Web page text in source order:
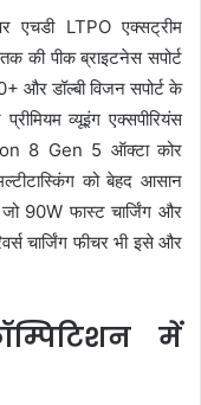
LTPO एक्सट्रीम
की पीक ब्राइटनेस सपोर्ट
और डॉल्बी विजन सपोर्ट के
व्यूइंग एक्सपीरियंस
8 Gen 5 ऑक्टा कोर
को बेहद आसान
90W फास्ट चार्जिंग और
चार्जिंग फीचर भी इसे और
में